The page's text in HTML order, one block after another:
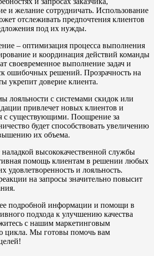
и желание сотрудничать. Использование
отслеживать предпочтения клиентов
под их нужды.
– оптимизация процесса выполнения
и координация действий команды
своевременное выполнение задач и
ошибочных решений. Прозрачность на
укрепит доверие клиента.
лояльности с системами скидок или
привлечет новых клиентов и
с существующими. Поощрение за
будет способствовать увеличению
их объема.
высококачественной службы
помощь клиентам в решении любых
удовлетворенность и лояльность.
на запросы значительно повысит
подробной информации и помощи в
подхода к улучшению качества
с нашим маркетинговым
цикла. Мы готовы помочь вам